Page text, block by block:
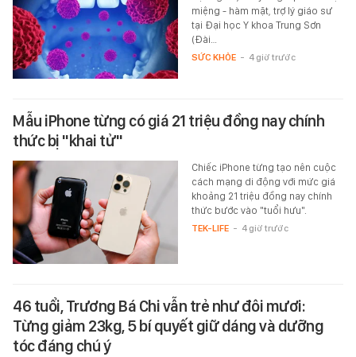
miệng - hàm mặt, trợ lý giáo sư
tại Đại học Y khoa Trung Sơn
(Đài…
SỨC KHỎE - 4 giờ trước
Mẫu iPhone từng có giá 21 triệu đồng nay chính
thức bị "khai tử"
Chiếc iPhone từng tạo nên cuộc
cách mạng di động với mức giá
khoảng 21 triệu đồng nay chính
thức bước vào "tuổi hưu".
TEK-LIFE - 4 giờ trước
46 tuổi, Trương Bá Chi vẫn trẻ như đôi mươi:
Từng giảm 23kg, 5 bí quyết giữ dáng và dưỡng
tóc đáng chú ý